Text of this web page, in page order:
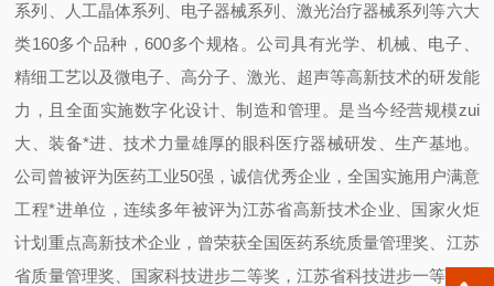
系列、人工晶体系列、电子器械系列、激光治疗器械系列等六大
类160多个品种，600多个规格。公司具有光学、机械、电子、
精细工艺以及微电子、高分子、激光、超声等高新技术的研发能
力，且全面实施数字化设计、制造和管理。是当今经营规模zui
大、装备*进、技术力量雄厚的眼科医疗器械研发、生产基地。
公司曾被评为医药工业50强，诚信优秀企业，全国实施用户满意
工程*进单位，连续多年被评为江苏省高新技术企业、国家火炬
计划重点高新技术企业，曾荣获全国医药系统质量管理奖、江苏
省质量管理奖、国家科技进步二等奖，江苏省科技进步一等奖。